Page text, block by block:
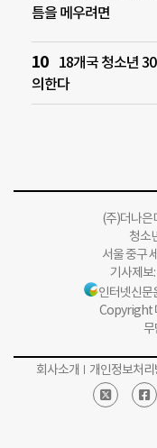
틈을 메우려면
18개국 청소년
의한다
(주)더나
청소
서울 중구
기사제보:
인터넷신문
Copyright
무
회사소개 개인정보처리